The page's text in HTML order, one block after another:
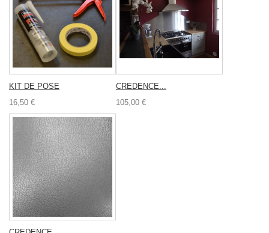
KIT DE POSE
16,50 €
CREDENCE...
105,00 €